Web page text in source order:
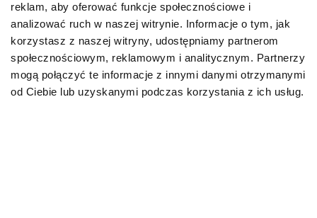
reklam, aby oferować funkcje społecznościowe i
analizować ruch w naszej witrynie. Informacje o tym, jak
korzystasz z naszej witryny, udostępniamy partnerom
społecznościowym, reklamowym i analitycznym. Partnerzy
mogą połączyć te informacje z innymi danymi otrzymanymi
od Ciebie lub uzyskanymi podczas korzystania z ich usług.
Co zrobić, by zarówno kotu, jak i
roślinom nic nie groziło?
Pamiętaj o jednej istotnej kwestii – nie możesz karcić
kota za podgryzanie roślin! To zachowanie